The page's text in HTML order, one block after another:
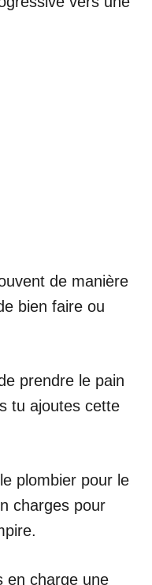
de manière
bien faire ou
prendre le pain
tu ajoutes cette
plombier pour le
charges pour
en charge une